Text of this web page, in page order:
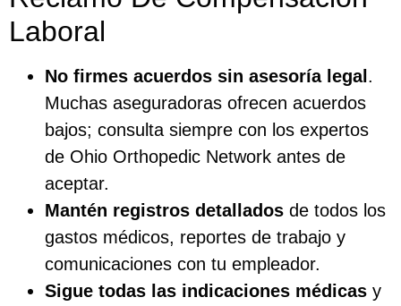
Laboral
No firmes acuerdos sin asesoría legal.
Muchas aseguradoras ofrecen acuerdos
bajos; consulta siempre con los expertos
de Ohio Orthopedic Network antes de
aceptar.
Mantén registros detallados de todos los
gastos médicos, reportes de trabajo y
comunicaciones con tu empleador.
Sigue todas las indicaciones médicas y